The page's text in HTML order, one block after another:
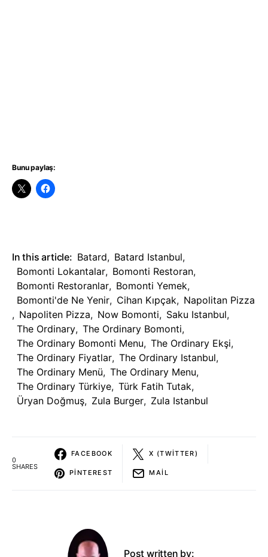
Bunu paylaş:
In this article: Batard, Batard Istanbul,
Bomonti Lokantalar, Bomonti Restoran,
Bomonti Restoranlar, Bomonti Yemek,
Bomonti'de Ne Yenir, Cihan Kıpçak, Napolitan Pizza
, Napoliten Pizza, Now Bomonti, Saku Istanbul,
The Ordinary, The Ordinary Bomonti,
The Ordinary Bomonti Menu, The Ordinary Ekşi,
The Ordinary Fiyatlar, The Ordinary Istanbul,
The Ordinary Menü, The Ordinary Menu,
The Ordinary Türkiye, Türk Fatih Tutak,
Üryan Doğmuş, Zula Burger, Zula Istanbul
0
SHARES
FACEBOOK X (TWITTER)
PINTEREST MAIL
Post written by: